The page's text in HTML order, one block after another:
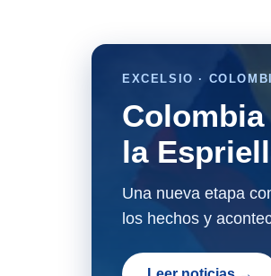
EXCELSIO ·
Colombia
la
Una nueva etapa
los hechos y